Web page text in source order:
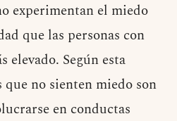
experimentan el miedo
que las personas con
elevado. Según esta
no sienten miedo son
en conductas